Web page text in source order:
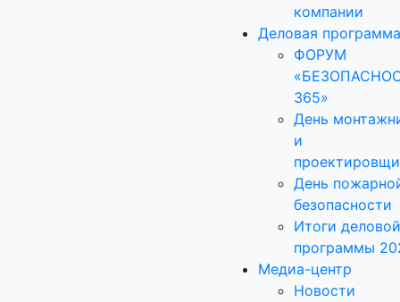
компании
Деловая программа
ФОРУМ
365»
День
и
День
безопасности
Итоги деловой
программы
Медиа-центр
Новости